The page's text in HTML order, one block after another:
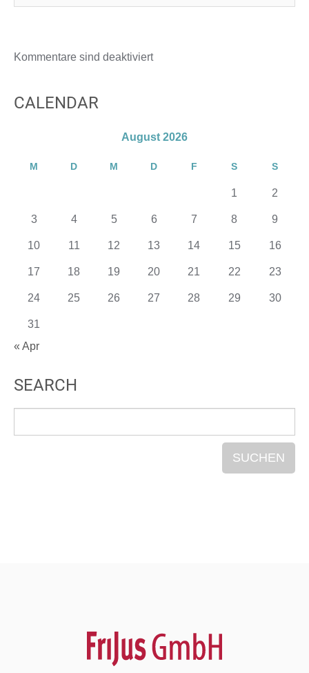
Kommentare sind deaktiviert
CALENDAR
August 2026
M D M D F S S
1 2
3 4 5 6 7 8 9
10 11 12 13 14 15 16
17 18 19 20 21 22 23
24 25 26 27 28 29 30
31
« Apr
SEARCH